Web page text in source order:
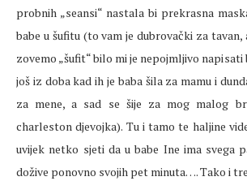
probnih „seansi“ nastala bi prekrasna
babe u šufitu (to vam je dubrovački za
zovemo „šufit“ bilo mi je nepojmljivo napisati
još iz doba kad ih je baba šila za mamu i
za mene, a sad se šije za mog malog
charleston djevojka). Tu i tamo te haljine
uvijek netko sjeti da u babe Ine ima svega
dožive ponovno svojih pet minuta…. Tako i